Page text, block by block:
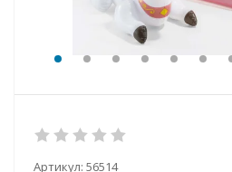
Артикул: 56514